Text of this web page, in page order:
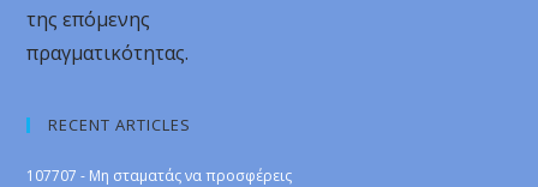
της επόμενης
πραγματικότητας.
RECENT ARTICLES
107707 - Μη σταματάς να προσφέρεις